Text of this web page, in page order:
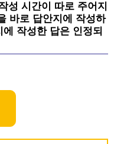
성 시간이 따로 주어지
바로 답안지에 작성하
작성한 답은 인정되